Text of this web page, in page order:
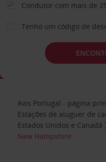
Condutor com mais de
Tenho um código de
Avis Portugal - página
Estações de aluguer de
Estados Unidos e Canadá
New Hampshire